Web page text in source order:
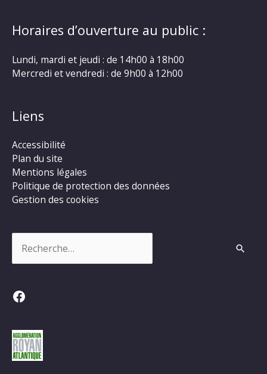
Horaires d’ouverture au public :
Lundi, mardi et jeudi : de 14h00 à 18h00
Mercredi et vendredi : de 9h00 à 12h00
Liens
Accessibilité
Plan du site
Mentions légales
Politique de protection des données
Gestion des cookies
Facebook